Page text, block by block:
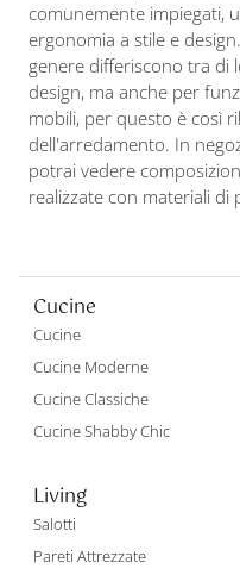
comunemente impiegati,
ergonomia a stile e
genere differiscono tra di
design, ma anche per
mobili, per questo è così
dell'arredamento. In
potrai vedere
realizzate con materiali di
Cucine
Cucine
Cucine Moderne
Cucine Classiche
Cucine Shabby Chic
Living
Salotti
Pareti Attrezzate